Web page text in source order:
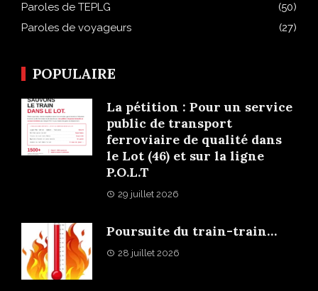
Paroles de TEPLG
(50)
Paroles de voyageurs
(27)
POPULAIRE
La pétition : Pour un service
public de transport
ferroviaire de qualité dans
le Lot (46) et sur la ligne
P.O.L.T
29 juillet 2026
Poursuite du train-train…
28 juillet 2026